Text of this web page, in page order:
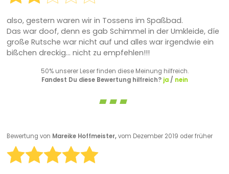
also, gestern waren wir in Tossens im Spaßbad.
Das war doof, denn es gab Schimmel in der Umkleide, díe
große Rutsche war nicht auf und alles war irgendwie ein
bißchen dreckig... nicht zu empfehlen!!!
50% unserer Leser finden diese Meinung hilfreich.
Fandest Du diese Bewertung hilfreich? ja/ nein
Bewertung von Mareike Hoffmeister,vom Dezember 2019 oder früher